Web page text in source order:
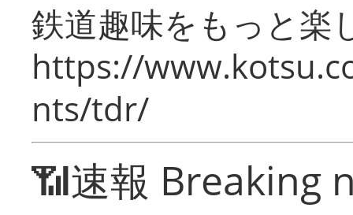
鉄道趣味をもっと楽
https://
nts/tdr/
📶速報 Breaking